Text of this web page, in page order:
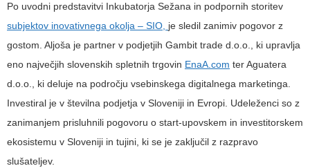
Po uvodni predstavitvi Inkubatorja Sežana in podpornih storitev
subjektov inovativnega okolja – SIO, je sledil zanimiv pogovor z
gostom. Aljoša je partner v podjetjih Gambit trade d.o.o., ki upravlja
eno največjih slovenskih spletnih trgovin EnaA.com ter Aguatera
d.o.o., ki deluje na področju vsebinskega digitalnega marketinga.
Investiral je v številna podjetja v Sloveniji in Evropi. Udeleženci so z
zanimanjem prisluhnili pogovoru o start-upovskem in investitorskem
ekosistemu v Sloveniji in tujini, ki se je zaključil z razpravo
slušateljev.